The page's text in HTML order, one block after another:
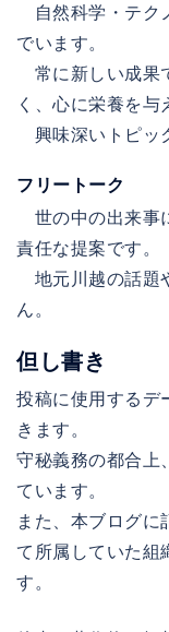
自然科学・テク
でいます。
常に新しい成果
く、心に栄養を与
興味深いトピッ
フリートーク
世の中の出来事
責任な提案です。
地元川越の話題
ん。
但し書き
投稿に使用するデ
きます。
守秘義務の都合上
ています。
また、本ブログに
て所属していた組
す。